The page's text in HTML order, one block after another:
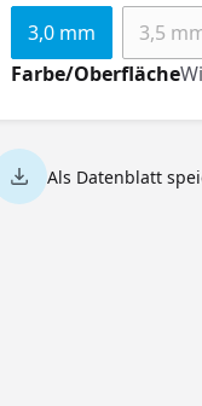
3,0 mm
3,5
Farbe/Oberfläche
Als Datenblatt